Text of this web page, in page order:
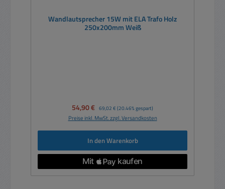
Wandlautsprecher 15W mit ELA Trafo Holz
250x200mm Weiß
Verkaufspreis:
54,90 € Regulärer Preis:
69,02 € (20.46% gespart)
Preise inkl. MwSt. zzgl. Versandkosten
In den Warenkorb